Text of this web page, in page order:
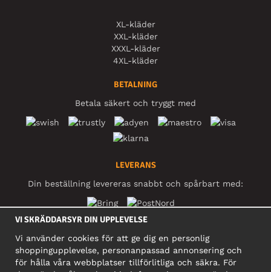
XL-kläder
XXL-kläder
XXXL-kläder
4XL-kläder
BETALNING
Betala säkert och tryggt med
LEVERANS
Din beställning levereras snabbt och spårbart med:
VI SKRÄDDARSYR DIN UPPLEVELSE
Vi använder cookies för att ge dig en personlig
shoppingupplevelse, personanpassad annonsering och
för hålla våra webbplatser tillförlitliga och säkra. För